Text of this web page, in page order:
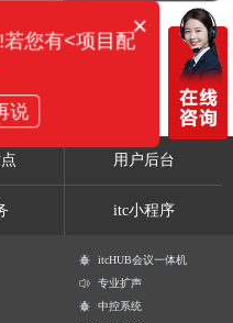
用户后台
itc小程序
itcHUB会议一体机
专业扩声
中控系统
×
您有<项目配
说